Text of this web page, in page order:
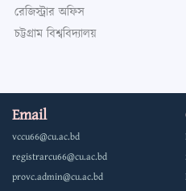
রেজিস্ট্রার অফিস
চট্টগ্রাম বিশ্ববিদ্যালয়
Email
vccu66@cu.ac.bd
registrarcu66@cu.ac.bd
provc.admin@cu.ac.bd